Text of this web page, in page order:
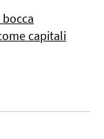
capitali